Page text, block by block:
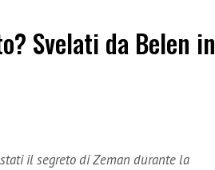
Svelati da Belen in
il segreto di Zeman durante la